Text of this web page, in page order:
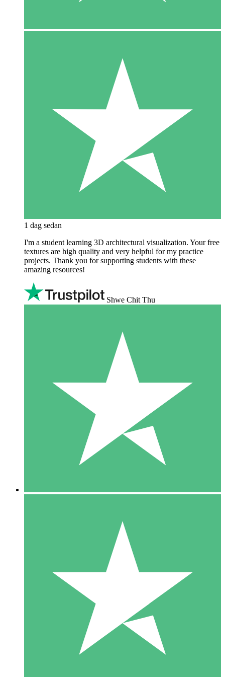
1 dag sedan
I'm a student learning 3D architectural visualization. Your free
textures are high quality and very helpful for my practice
projects. Thank you for supporting students with these
amazing resources!
Shwe Chit Thu